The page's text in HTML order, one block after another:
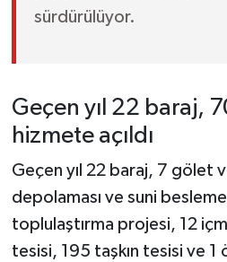
sürdürülüyor.
Geçen yıl 22 baraj,
hizmete açıldı
Geçen yıl 22 baraj, 7 gölet
depolaması ve suni
toplulaştırma projesi, 12
tesisi, 195 taşkın tesisi ve 1